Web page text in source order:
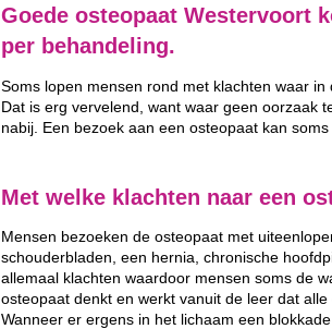
Goede osteopaat Westervoort
per behandeling.
Soms lopen mensen rond met klachten waar
Dat is erg vervelend, want waar geen oorzaak
nabij. Een bezoek aan een osteopaat kan soms
Met welke klachten naar een
Mensen bezoeken de osteopaat met
schouderbladen, een hernia, chronische
allemaal klachten waardoor mensen soms de
osteopaat denkt en werkt vanuit de leer dat
Wanneer er ergens in het lichaam een